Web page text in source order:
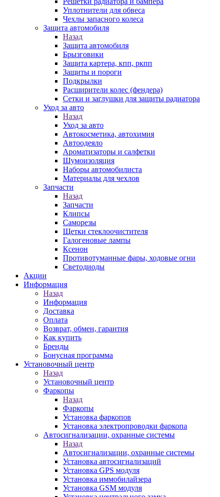
Уплотнители для обвеса
Чехлы запасного колеса
Защита автомобиля
Назад
Защита автомобиля
Брызговики
Защита картера, кпп, ркпп
Защиты и пороги
Подкрылки
Расширители колес (фендера)
Сетки и заглушки для защиты радиатора
Уход за авто
Назад
Уход за авто
Автокосметика, автохимия
Автоодеяло
Ароматизаторы и салфетки
Шумоизоляция
Наборы автомобилиста
Материалы для чехлов
Запчасти
Назад
Запчасти
Клипсы
Саморезы
Щетки стеклоочистителя
Галогеновые лампы
Ксенон
Противотуманные фары, ходовые огни
Светодиоды
Акции
Информация
Назад
Информация
Доставка
Оплата
Возврат, обмен, гарантия
Как купить
Бренды
Бонусная программа
Установочный центр
Назад
Установочный центр
Фаркопы
Назад
Фаркопы
Установка фаркопов
Установка электропроводки фаркопа
Автосигнализации, охранные системы
Назад
Автосигнализации, охранные системы
Установка автосигнализаций
Установка GPS модуля
Установка иммобилайзера
Установка GSM модуля